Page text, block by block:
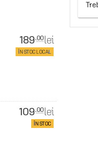
189.00lei
ÎN STOC LOCAL
109.00lei
ÎN STOC